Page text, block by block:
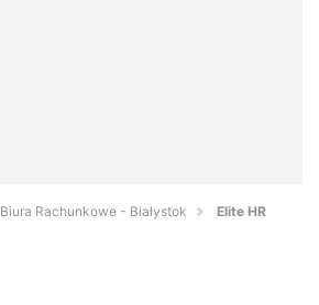
Biura Rachunkowe - Białystok Elite HR